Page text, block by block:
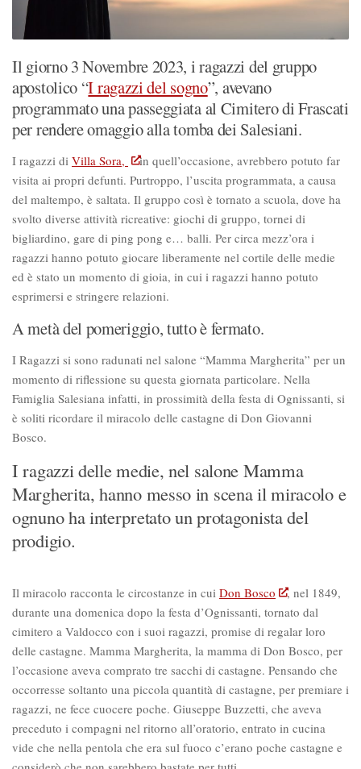
Il giorno 3 Novembre 2023, i ragazzi del gruppo
apostolico “I ragazzi del sogno”, avevano
programmato una passeggiata al Cimitero di Frascati
per rendere omaggio alla tomba dei Salesiani.
I ragazzi di Villa Sora,
in quell’occasione, avrebbero potuto far
visita ai propri defunti. Purtroppo, l’uscita programmata, a causa
del maltempo, è saltata. Il gruppo così è tornato a scuola, dove ha
svolto diverse attività ricreative: giochi di gruppo, tornei di
bigliardino, gare di ping pong e… balli. Per circa mezz’ora i
ragazzi hanno potuto giocare liberamente nel cortile delle medie
ed è stato un momento di gioia, in cui i ragazzi hanno potuto
esprimersi e stringere relazioni.
A metà del pomeriggio, tutto è fermato.
I Ragazzi si sono radunati nel salone “Mamma Margherita” per un
momento di riflessione su questa giornata particolare. Nella
Famiglia Salesiana infatti, in prossimità della festa di Ognissanti, si
è soliti ricordare il miracolo delle castagne di Don Giovanni
Bosco.
I ragazzi delle medie, nel salone Mamma
Margherita, hanno messo in scena il miracolo e
ognuno ha interpretato un protagonista del
prodigio.
Il miracolo racconta le circostanze in cui Don Bosco
, nel 1849,
durante una domenica dopo la festa d’Ognissanti, tornato dal
cimitero a Valdocco con i suoi ragazzi, promise di regalar loro
delle castagne. Mamma Margherita, la mamma di Don Bosco, per
l’occasione aveva comprato tre sacchi di castagne. Pensando che
occorresse soltanto una piccola quantità di castagne, per premiare i
ragazzi, ne fece cuocere poche. Giuseppe Buzzetti, che aveva
preceduto i compagni nel ritorno all’oratorio, entrato in cucina
vide che nella pentola che era sul fuoco c’erano poche castagne e